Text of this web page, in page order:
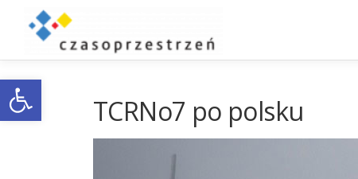
Otwórz pasek narzędzi
TCRNo7 po polsku